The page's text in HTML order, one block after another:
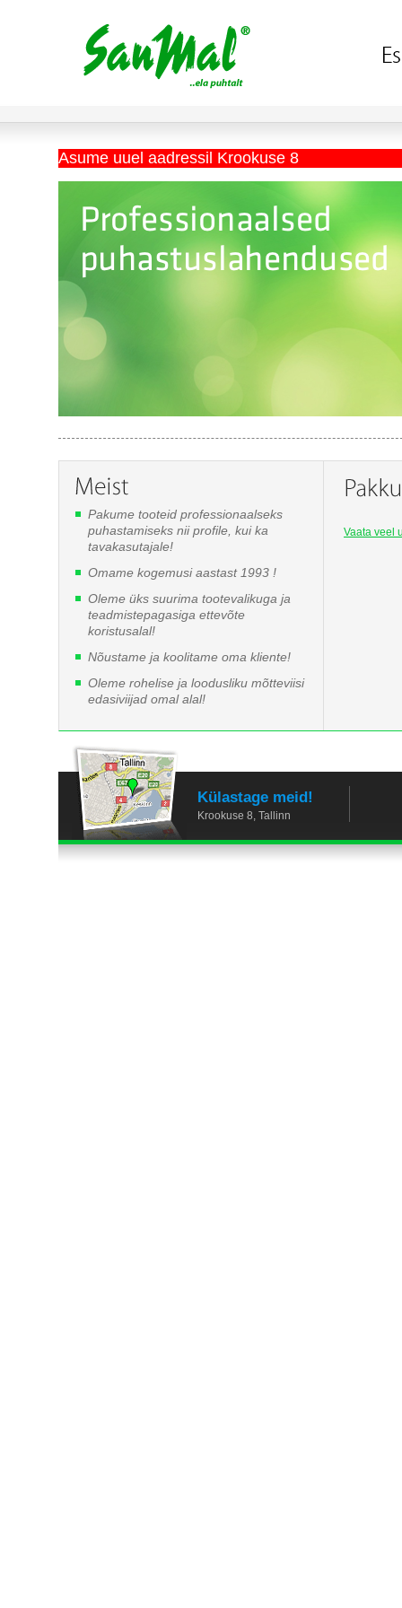
Asume uuel aadressil Krookuse 8
Vaata veel
Pakume tooteid professionaalseks
puhastamiseks nii profile, kui ka
tavakasutajale!
Omame kogemusi aastast 1993 !
Oleme üks suurima tootevalikuga ja
teadmistepagasiga ettevõte
koristusalal!
Nõustame ja koolitame oma kliente!
Oleme rohelise ja loodusliku mõtteviisi
edasiviijad omal alal!
Külastage meid!
Krookuse 8, Tallinn